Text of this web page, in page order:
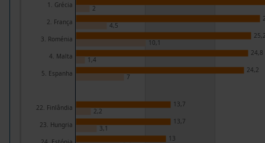
1. Grécia
2. França
3. Roménia
4. Malta
5. Espanha
22. Finlândia
23. Hungria
24,8
24,2
13,7
13,7
13
2
4,5
10,1
1,4
7
2,2
3,1